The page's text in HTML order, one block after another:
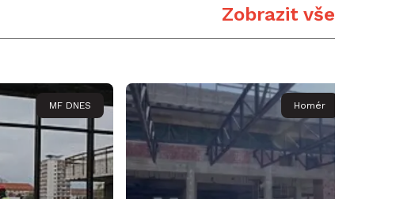
Zobrazit vše
MF DNES Homér